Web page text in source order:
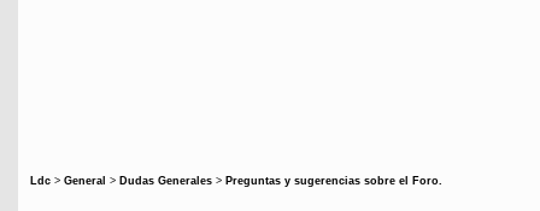
Ldc > General > Dudas Generales > Preguntas y sugerencias sobre el Foro.